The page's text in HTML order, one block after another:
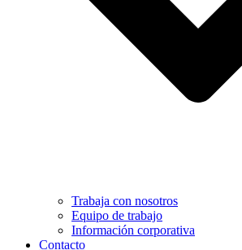
Trabaja con nosotros
Equipo de trabajo
Información corporativa
Contacto